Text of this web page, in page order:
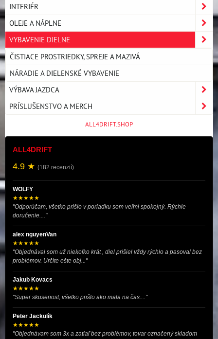
INTERIÉR
OLEJE A NÁPLNE
VYBAVENIE DIELNE
ČISTIACE PROSTRIEDKY, SPREJE A MAZIVÁ
NÁRADIE A DIELENSKÉ VYBAVENIE
VÝBAVA JAZDCA
PRÍSLUŠENSTVO A MERCH
ALL4DRIFT.SHOP
ALL4DRIFT
4.9 ★ (182 recenzií)
WOLFY
★★★★★
"Odporúčam, všetko prišlo v poriadku som veľmi spokojný. Rýchle
doručenie...."
alex nguyenVan
★★★★★
"Objednával som už niekoľko krát , diel prišiel vždy rýchlo a pasoval bez
problémov. Určite ešte obj..."
Jakub Kovacs
★★★★★
"Super skusenost, všetko prišlo ako mala na čas...."
Peter Jackulík
★★★★★
"Objednávam som 3x a zatiaľ bez problémov, tovar označený skladom